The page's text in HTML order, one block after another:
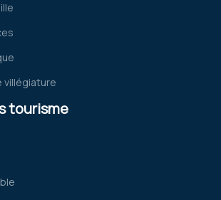
villégiature
tourisme